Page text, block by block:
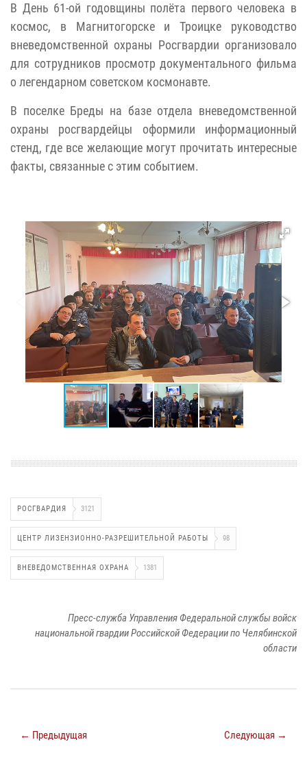
В День 61-ой годовщины полёта первого человека в
космос, в Магнитогорске и Троицке руководство
вневедомственной охраны Росгвардии организовало
для сотрудников просмотр документального фильма
о легендарном советском космонавте.
В поселке Бреды на базе отдела вневедомственной
охраны росгвардейцы оформили информационный
стенд, где все желающие могут прочитать интересные
факты, связанные с этим событием.
РОСГВАРДИЯ 3121
ЦЕНТР ЛИЗЕНЗИОННО-РАЗРЕШИТЕЛЬНОЙ РАБОТЫ 98
ВНЕВЕДОМСТВЕННАЯ ОХРАНА 1381
Пресс-служба Управления Федеральной службы войск
национальной гвардии Российской Федерации по Челябинской
области
← Предыдущая Следующая →